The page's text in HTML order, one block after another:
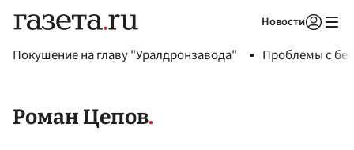
Новости
Покушение на главу "Уралдронзавода" Проблемы с
Роман Цепов